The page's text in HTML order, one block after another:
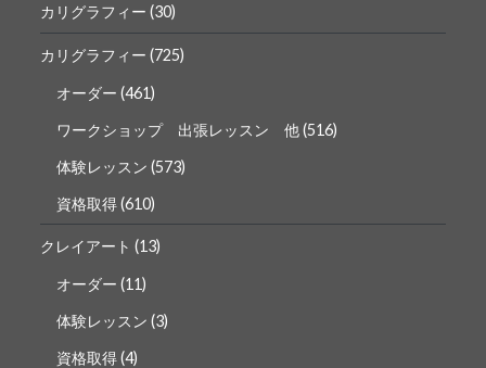
カリグラフィー (30)
カリグラフィー (725)
オーダー (461)
ワークショップ 出張レッスン 他(516)
体験レッスン (573)
資格取得(610)
クレイアート (13)
オーダー (11)
体験レッスン (3)
資格取得(4)